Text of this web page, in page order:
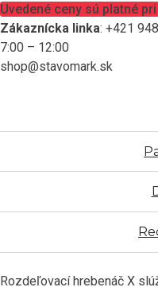
Uvedené ceny sú platné
Zákaznícka linka: +421
7:00 – 12:00
shop@stavomark.sk
Rozdeľovací hrebenáč X